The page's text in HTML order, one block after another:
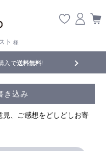
ト 様
入で送料無料! 【重要】
き込み
、ご感想をどしどしお寄